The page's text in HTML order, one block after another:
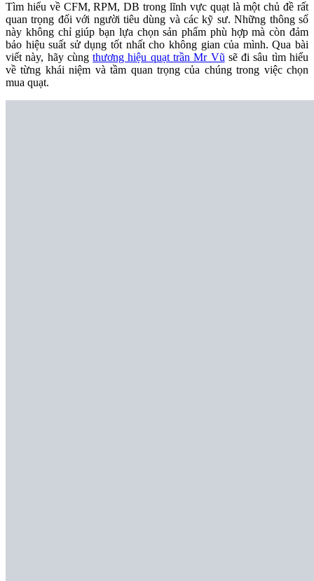
Tìm hiểu về CFM, RPM, DB trong lĩnh vực quạt là một chủ đề rất
quan trọng đối với người tiêu dùng và các kỹ sư. Những thông số
này không chỉ giúp bạn lựa chọn sản phẩm phù hợp mà còn đảm
bảo hiệu suất sử dụng tốt nhất cho không gian của mình. Qua bài
viết này, hãy cùngthương hiệu quạt trần Mr Vũ sẽ đi sâu tìm hiểu
về từng khái niệm và tầm quan trọng của chúng trong việc chọn
mua quạt.